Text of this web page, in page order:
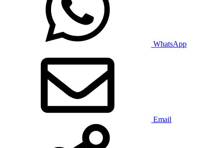
WhatsApp
Email